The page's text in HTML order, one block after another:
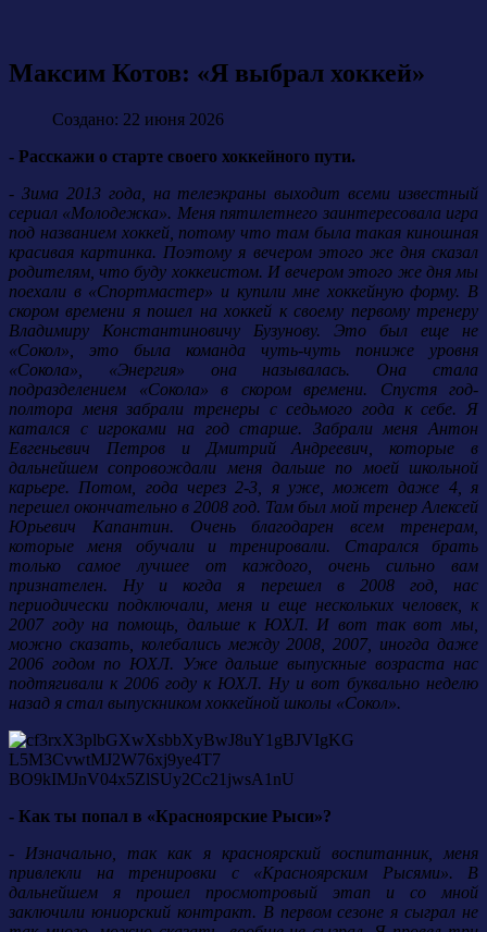
Максим Котов: «Я выбрал хоккей»
Создано: 22 июня 2026
- Расскажи о старте своего хоккейного пути.
- Зима 2013 года, на телеэкраны выходит всеми известный
сериал «Молодежка». Меня пятилетнего заинтересовала игра
под названием хоккей, потому что там была такая киношная
красивая картинка. Поэтому я вечером этого же дня сказал
родителям, что буду хоккеистом. И вечером этого же дня мы
поехали в «Спортмастер» и купили мне хоккейную форму. В
скором времени я пошел на хоккей к своему первому тренеру
Владимиру Константиновичу Бузунову. Это был еще не
«Сокол», это была команда чуть-чуть пониже уровня
«Сокола», «Энергия» она называлась. Она стала
подразделением «Сокола» в скором времени. Спустя год-
полтора меня забрали тренеры с седьмого года к себе. Я
катался с игроками на год старше. Забрали меня Антон
Евгеньевич Петров и Дмитрий Андреевич, которые в
дальнейшем сопровождали меня дальше по моей школьной
карьере. Потом, года через 2-3, я уже, может даже 4, я
перешел окончательно в 2008 год. Там был мой тренер Алексей
Юрьевич Капантин. Очень благодарен всем тренерам,
которые меня обучали и тренировали. Старался брать
только самое лучшее от каждого, очень сильно вам
признателен. Ну и когда я перешел в 2008 год, нас
периодически подключали, меня и еще нескольких человек, к
2007 году на помощь, дальше к ЮХЛ. И вот так вот мы,
можно сказать, колебались между 2008, 2007, иногда даже
2006 годом по ЮХЛ. Уже дальше выпускные возраста нас
подтягивали к 2006 году к ЮХЛ. Ну и вот буквально неделю
назад я стал выпускником хоккейной школы «Сокол».
- Как ты попал в «Красноярские Рыси»?
- Изначально, так как я красноярский воспитанник, меня
привлекли на тренировки с «Красноярским Рысями». В
дальнейшем я прошел просмотровый этап и со мной
заключили юниорский контракт. В первом сезоне я сыграл не